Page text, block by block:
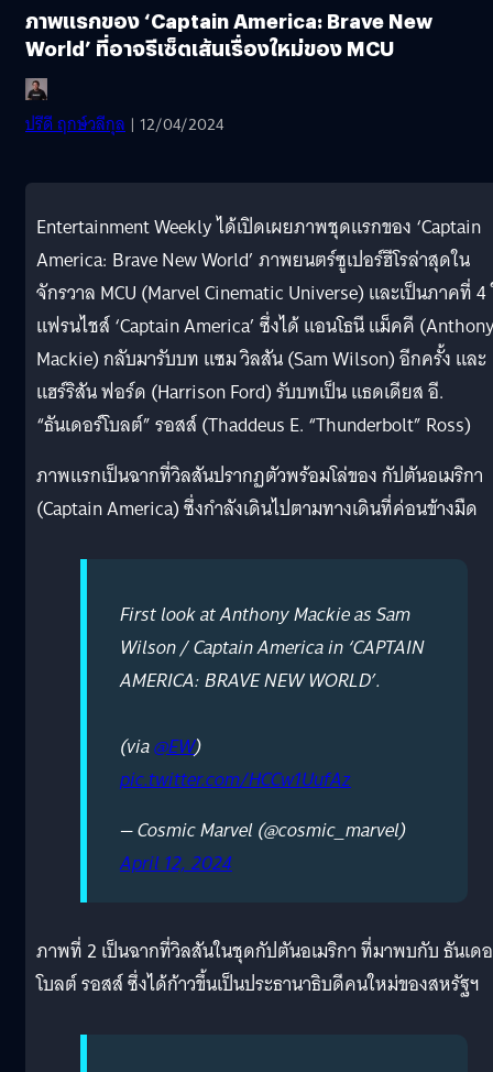
ภาพแรกของ ‘Captain America: Brave New
World’ ที่อาจรีเซ็ตเส้นเรื่องใหม่ของ MCU
ปรีดี ฤกษ์วลีกุล | 12/04/2024
Entertainment Weekly ได้เปิดเผยภาพชุดแรกของ ‘Captain
America: Brave New World’ ภาพยนตร์ซูเปอร์ฮีโรล่าสุดใน
จักรวาล MCU (Marvel Cinematic Universe) และเป็นภาคที่ 4
แฟรนไชส์ ‘Captain America’ ซึ่งได้ แอนโธนี แม็คคี
Mackie) กลับมารับบท แซม วิลสัน (Sam Wilson) อีกครั้ง และ
แฮร์ริสัน ฟอร์ด (Harrison Ford) รับบทเป็น แธดเดียส อี.
“ธันเดอร์โบลต์” รอสส์ (Thaddeus E. “Thunderbolt” Ross)
ภาพแรกเป็นฉากที่วิลสันปรากฏตัวพร้อมโล่ของ กัปตันอเมริกา
(Captain America) ซึ่งกำลังเดินไปตามทางเดินที่ค่อนข้างมืด
First look at Anthony Mackie as Sam
Wilson / Captain America in ‘CAPTAIN
AMERICA: BRAVE NEW WORLD’.
(via@EW)
pic.twitter.com/HCCw1UufAz
— Cosmic Marvel (@cosmic_marvel)
April 12, 2024
ภาพที่ 2 เป็นฉากที่วิลสันในชุดกัปตันอเมริกา ที่มาพบกับ ธันเด
โบลต์ รอสส์ ซึ่งได้ก้าวขึ้นเป็นประธานาธิบดีคนใหม่ของสหรัฐฯ